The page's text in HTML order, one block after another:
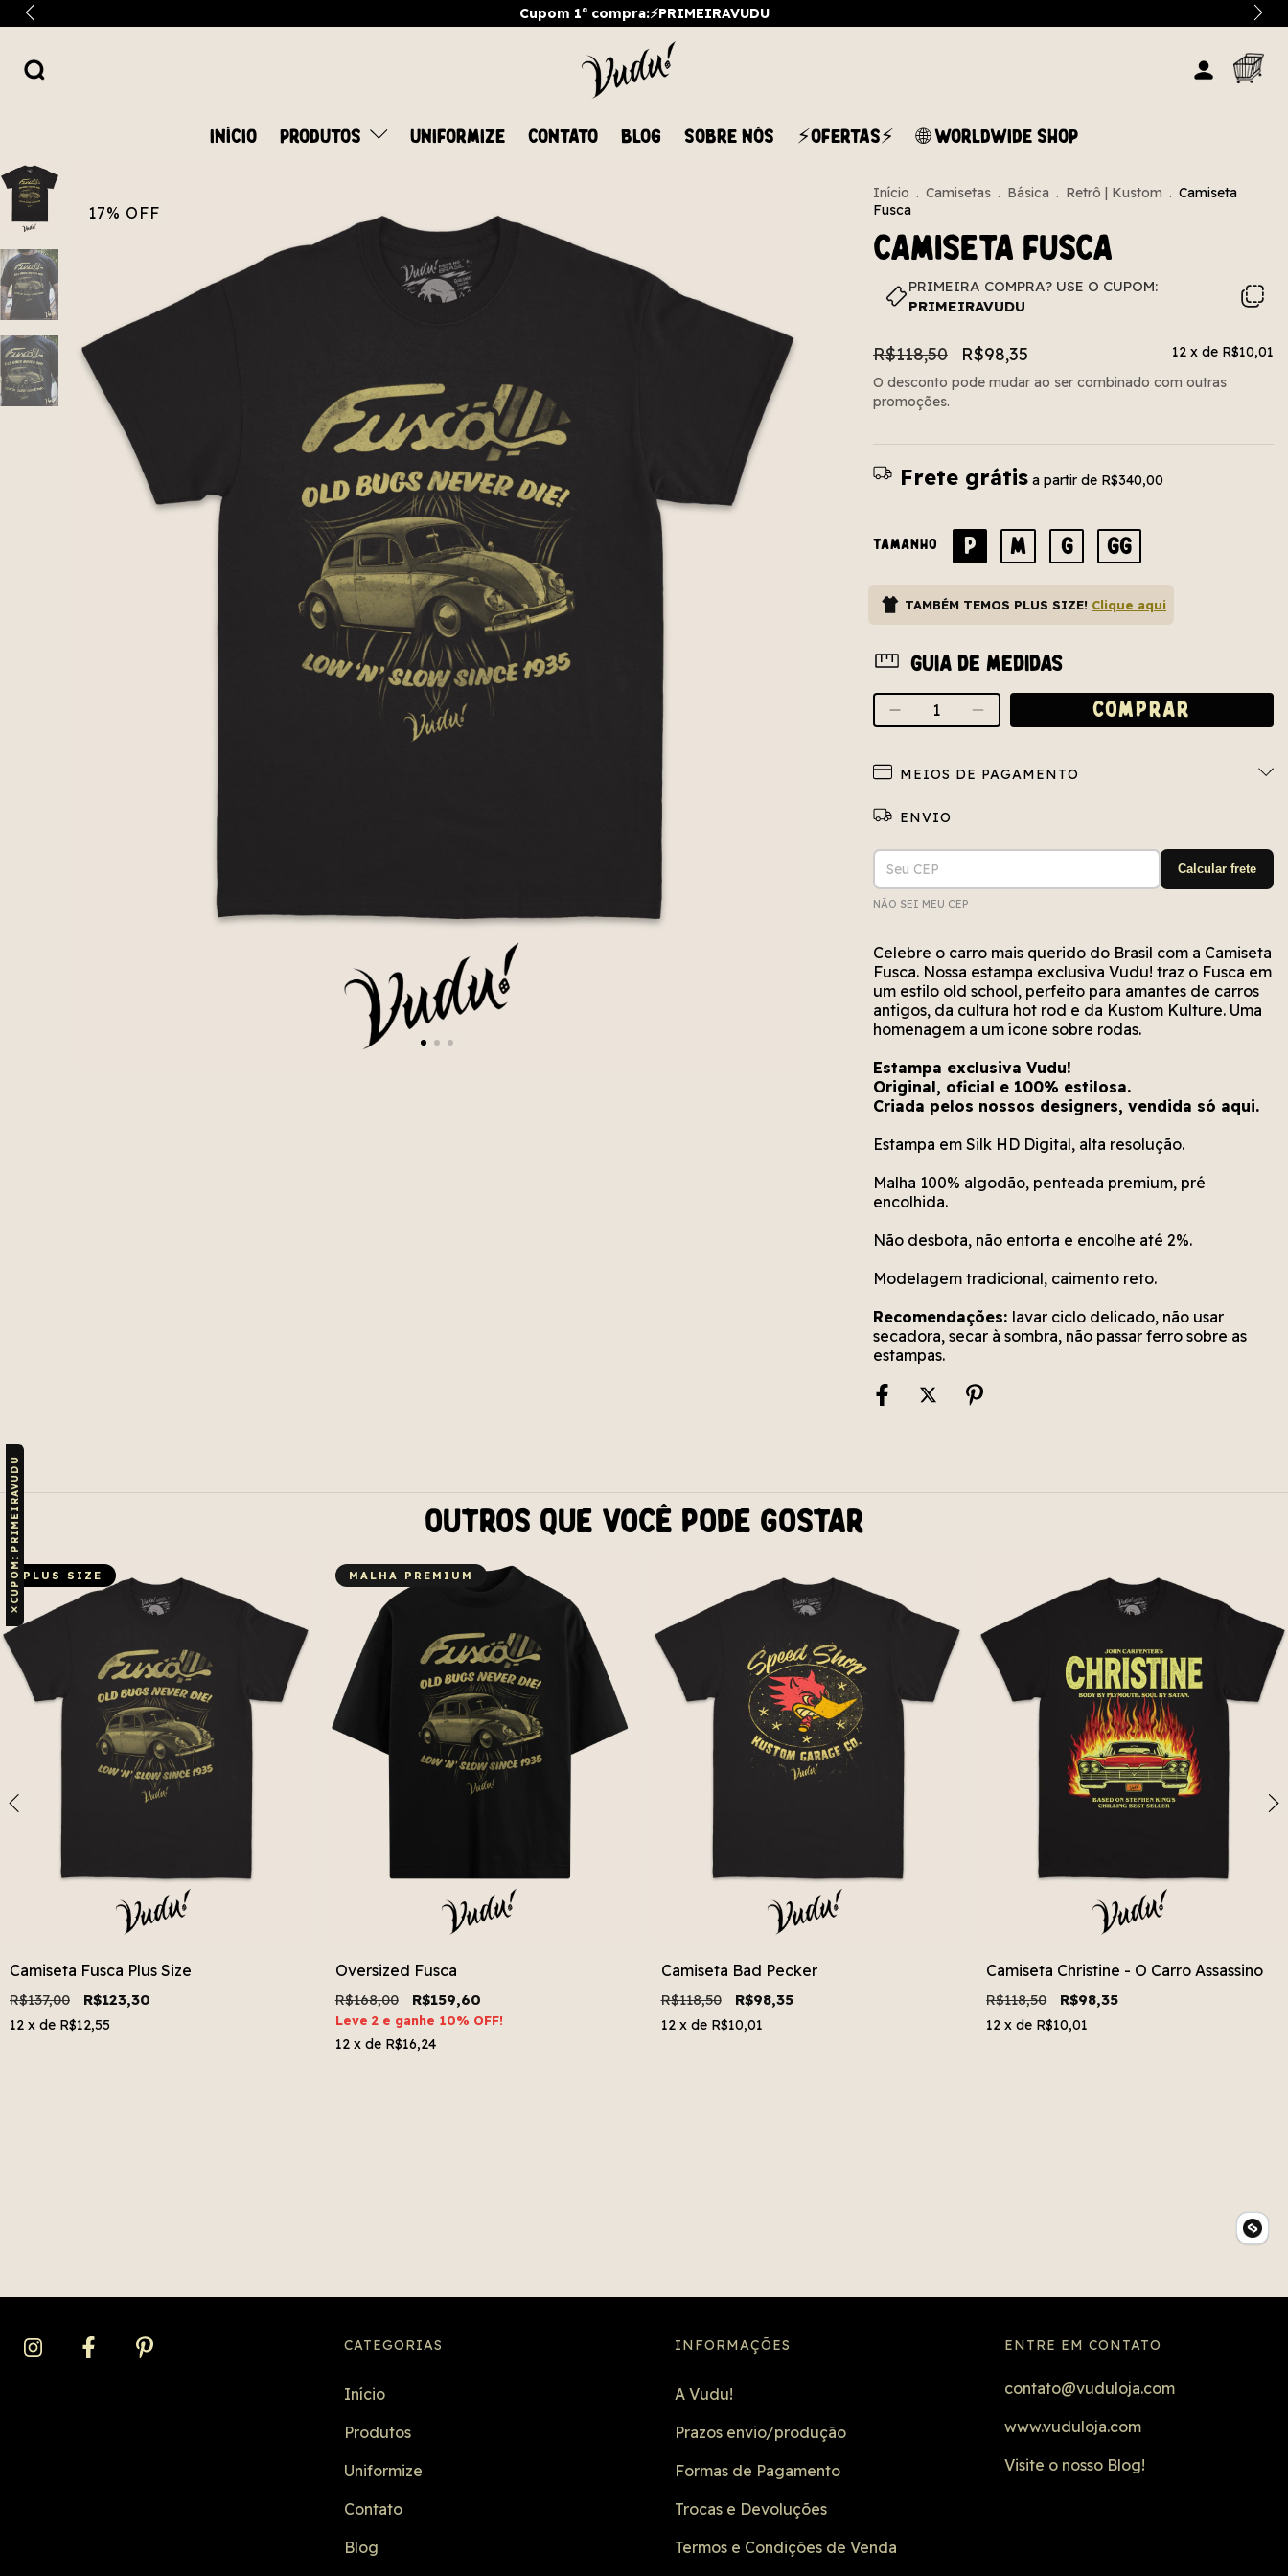
Cupom 1ª compra:⚡PRIMEIRAVUDU
INÍCIO PRODUTOS UNIFORMIZE CONTATO BLOG SOBRE NÓS ⚡OFERTAS⚡ 🌐 WORLDWIDE SHOP
17% OFF
Início . Camisetas . Básica . Retrô | Kustom . Camiseta
Fusca
Camiseta Fusca
PRIMEIRA COMPRA? USE O CUPOM:
PRIMEIRAVUDU
R$118,50 R$98,35 12 x de R$10,01
O desconto pode mudar ao ser combinado com outras
promoções.
Frete grátis a partir de R$340,00
TAMANHO P M G GG
TAMBÉM TEMOS PLUS SIZE! Clique aqui
Guia de medidas
MEIOS DE PAGAMENTO
Entregas para o CEP:
ALTERAR CEP
Calcular frete
NÃO SEI MEU CEP
escrito?
alguns segundos.
novamente em alguns segundos.
Celebre o carro mais querido do Brasil com a Camiseta
Fusca. Nossa estampa exclusiva Vudu! traz o Fusca em
um estilo old school, perfeito para amantes de carros
antigos, da cultura hot rod e da Kustom Kulture. Uma
homenagem a um ícone sobre rodas.
Estampa exclusiva Vudu!
Original, oficial e 100% estilosa.
Criada pelos nossos designers, vendida só aqui.
Estampa em Silk HD Digital, alta resolução.
Malha 100% algodão, penteada premium, pré
encolhida.
Não desbota, não entorta e encolhe até 2%.
Modelagem tradicional, caimento reto.
Recomendações: lavar ciclo delicado, não usar
secadora, secar à sombra, não passar ferro sobre as
estampas.
Outros que você pode gostar
PLUS SIZE
Camiseta Fusca Plus Size
R$137,00 R$123,30
12 x de R$12,55
MALHA PREMIUM
Oversized Fusca
R$168,00 R$159,60
Leve 2 e ganhe 10% OFF!
12 x de R$16,24
Camiseta Bad Pecker
R$118,50 R$98,35
12 x de R$10,01
Camiseta Christine - O Carro Assassino
R$118,50 R$98,35
12 x de R$10,01
CATEGORIAS
Início
Produtos
Uniformize
Contato
Blog
INFORMAÇÕES
A Vudu!
Prazos envio/produção
Formas de Pagamento
Trocas e Devoluções
Termos e Condições de Venda
ENTRE EM CONTATO
contato@vuduloja.com
www.vuduloja.com
Visite o nosso Blog!
✕
CUPOM: PRIMEIRAVUDU